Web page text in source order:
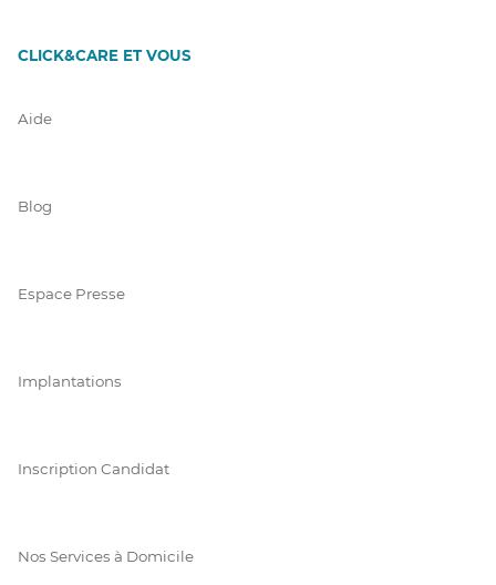
CLICK&CARE ET VOUS
Aide
Blog
Espace Presse
Implantations
Inscription Candidat
Nos Services à Domicile